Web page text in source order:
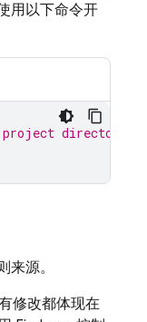
用以下命令开
directory,
来源。
修改都体现在